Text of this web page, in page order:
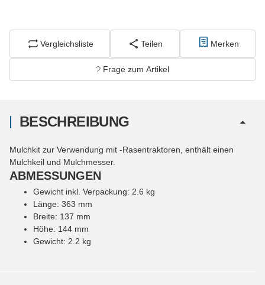
Vergleichsliste Teilen Merken
Frage zum Artikel
BESCHREIBUNG
Mulchkit zur Verwendung mit -Rasentraktoren, enthält einen
Mulchkeil und Mulchmesser.
ABMESSUNGEN
Gewicht inkl. Verpackung: 2.6 kg
Länge: 363 mm
Breite: 137 mm
Höhe: 144 mm
Gewicht: 2.2 kg